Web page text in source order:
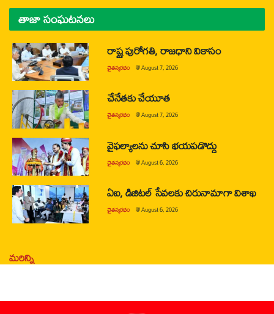
తాజా సంఘటనలు
రాష్ట్ర పురోగతి, రాజధాని వికాసం
చైతన్యరధం @August 7, 2026
చేనేతకు చేయూత
చైతన్యరధం @August 7, 2026
వైఫల్యాలను చూసి భయపడొద్దు
చైతన్యరధం @August 6, 2026
ఏఐ, డిజిటల్ సేవలకు చిరునామాగా విశాఖ
చైతన్యరధం @August 6, 2026
మరిన్ని